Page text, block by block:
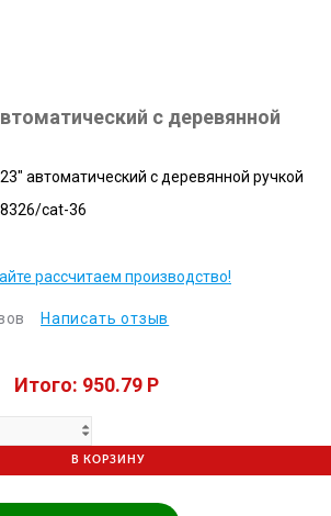
с деревянной
автоматический с деревянной ручкой
cat-36
рассчитаем производство!
Написать отзыв
Итого: 950.79 P
В КОРЗИНУ